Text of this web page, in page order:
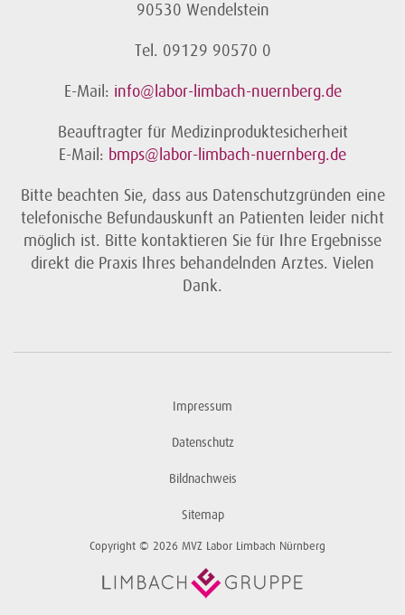
90530 Wendelstein
Tel. 09129 90570 0
E-Mail: info@labor-limbach-nuernberg.de
Beauftragter für Medizinproduktesicherheit
E-Mail: bmps@labor-limbach-nuernberg.de
Bitte beachten Sie, dass aus Datenschutzgründen eine
telefonische Befundauskunft an Patienten leider nicht
möglich ist. Bitte kontaktieren Sie für Ihre Ergebnisse
direkt die Praxis Ihres behandelnden Arztes. Vielen
Dank.
Impressum
Datenschutz
Bildnachweis
Sitemap
Copyright © 2026 MVZ Labor Limbach Nürnberg